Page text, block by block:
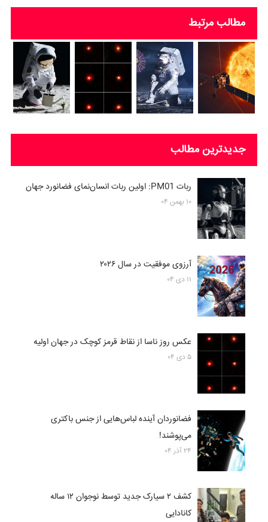
مطالب مرتبط
جدیدترین مطالب
ربات PM01: اولین ربات انسان‌نمای فضانورد جهان
۱۰ بهمن ۰۴
آرزوی موفقیت در سال ۲۰۲۶
۱۱ دی ۰۴
عکس روز ناسا از نقاط قرمز کوچک در جهان اولیه
۵ دی ۰۴
فضانوردان آینده لباس‌هایی از جنس باکتری
می‌پوشند!
۲۴ آذر ۰۴
کشف ۲ سیارک جدید توسط نوجوان ۱۲ ساله
کانادایی